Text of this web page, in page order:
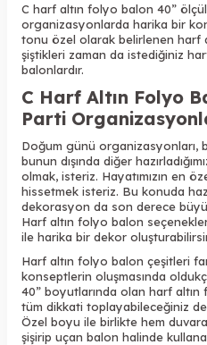
C harf altın folyo balon 40”
organizasyonlarda harika bir
tonu özel olarak belirlenen harf
şiştikleri zaman da istediğiniz
balonlardır.
C Harf Altın Folyo
Parti
Doğum günü organizasyonları,
bunun dışında diğer
olmak, isteriz. Hayatımızın en
hissetmek isteriz. Bu konuda
dekorasyon da son derece
Harf altın folyo balon
ile harika bir dekor
Harf altın folyo balon çeşitleri
konseptlerin oluşmasında
40” boyutlarında olan harf altın
tüm dikkati toplayabileceğiniz
Özel boyu ile birlikte hem
şişirip uçan balon halinde